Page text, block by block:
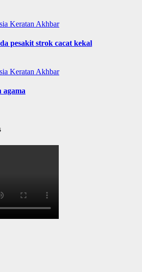
Keratan Akhbar
pesakit strok cacat kekal
Keratan Akhbar
agama